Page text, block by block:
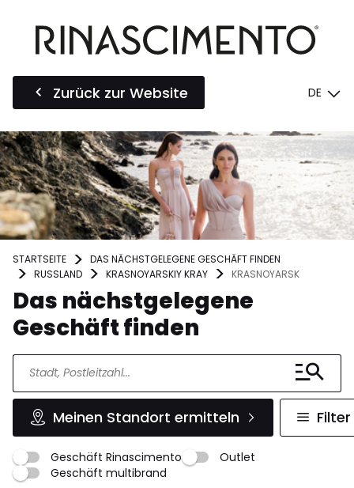
Zurück zur Website DE
STARTSEITE
DAS NÄCHSTGELEGENE GESCHÄFT FINDEN
RUSSLAND
KRASNOYARSKIY KRAY KRASNOYARSK
Das nächstgelegene
Geschäft finden
Meinen Standort ermitteln Filter
Geschäft Rinascimento
Outlet
Geschäft multibrand